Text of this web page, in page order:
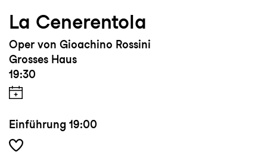
La Cenerentola
Oper von Gioachino Rossini
Grosses Haus
19:30
Einführung 19:00